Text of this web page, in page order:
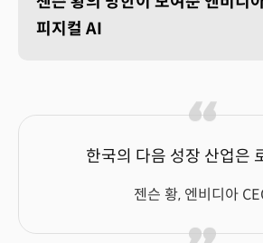
피지컬 AI
한국의 다음 성장 산업은
젠슨 황, 엔비디아